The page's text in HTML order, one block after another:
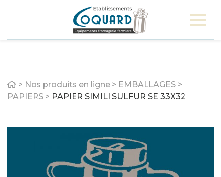
Home
> Nos produits en ligne > EMBALLAGES >
PAPIERS > PAPIER SIMILI SULFURISE 33X32